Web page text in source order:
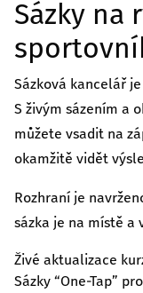
Sázky na
Sázková kancelář
S živým sázením a
můžete vsadit na
okamžitě vidět
Rozhraní je
sázka je na místě a
Živé aktualizace
Sázky “One‑Tap”